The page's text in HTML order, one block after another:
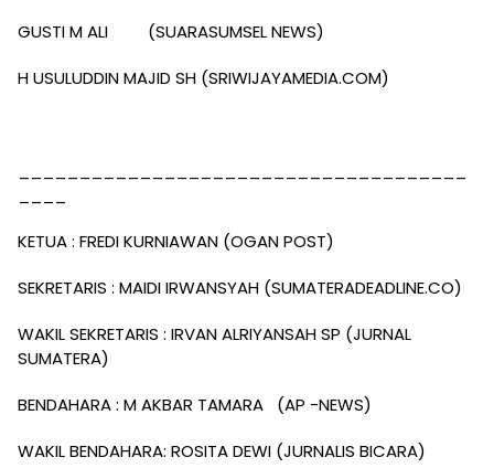
GUSTI M ALI (SUARASUMSEL NEWS)
H USULUDDIN MAJID SH (SRIWIJAYAMEDIA.COM)
KETUA : FREDI KURNIAWAN (OGAN POST)
SEKRETARIS : MAIDI IRWANSYAH (SUMATERADEADLINE.CO)
WAKIL SEKRETARIS : IRVAN ALRIYANSAH SP (JURNAL
SUMATERA)
BENDAHARA : M AKBAR TAMARA (AP -NEWS)
WAKIL BENDAHARA: ROSITA DEWI (JURNALIS BICARA)